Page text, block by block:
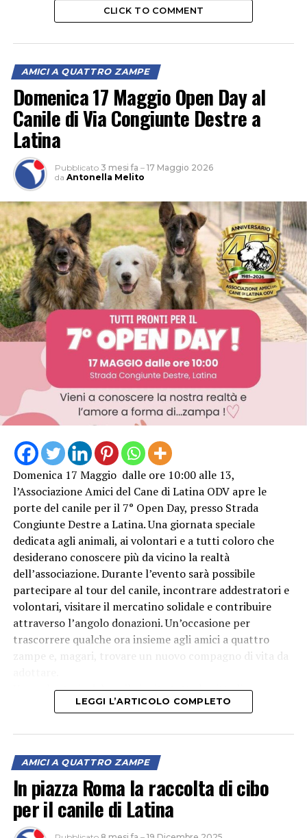
CLICK TO COMMENT
AMICI A QUATTRO ZAMPE
Domenica 17 Maggio Open Day al
Canile di Via Congiunte Destre a
Latina
Pubblicato 3 mesi fa – 17 Maggio 2026
da Antonella Melito
Domenica 17 Maggio dalle ore 10:00 alle 13,
l’Associazione Amici del Cane di Latina ODV apre le
porte del canile per il 7° Open Day, presso Strada
Congiunte Destre a Latina. Una giornata speciale
dedicata agli animali, ai volontari e a tutti coloro che
desiderano conoscere più da vicino la realtà
dell’associazione. Durante l’evento sarà possibile
partecipare al tour del canile, incontrare addestratori e
volontari, visitare il mercatino solidale e contribuire
attraverso l’angolo donazioni. Un’occasione per
trascorrere qualche ora insieme agli amici a quattro
zampe e, magari, trovare un nuovo compagno di vita da
Una volontaria del canile invita tutta la cittadinanza a
LEGGI L’ARTICOLO COMPLETO
AMICI A QUATTRO ZAMPE
In piazza Roma la raccolta di cibo
per il canile di Latina